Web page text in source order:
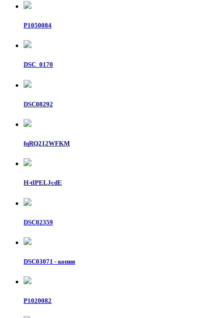
P1050084
DSC_0170
DSC08292
fqRQ212WFKM
H-tIPELJcdE
DSC02359
DSC03071 - копия
P1020082